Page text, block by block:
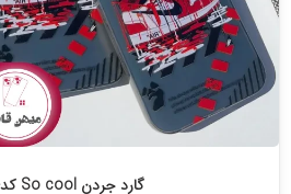
گارد جردن So cool کد-۱۲۳۲۷۴